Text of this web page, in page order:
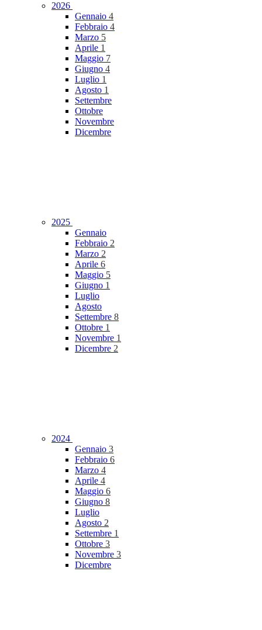
2026
Gennaio 4
Febbraio 4
Marzo 5
Aprile 1
Maggio 7
Giugno 4
Luglio 1
Agosto 1
Settembre
Ottobre
Novembre
Dicembre
2025
Gennaio
Febbraio 2
Marzo 2
Aprile 6
Maggio 5
Giugno 1
Luglio
Agosto
Settembre 8
Ottobre 1
Novembre 1
Dicembre 2
2024
Gennaio 3
Febbraio 6
Marzo 4
Aprile 4
Maggio 6
Giugno 8
Luglio
Agosto 2
Settembre 1
Ottobre 3
Novembre 3
Dicembre